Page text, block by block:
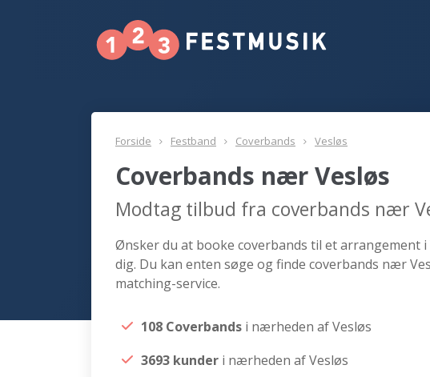
Forside Festband Coverbands Vesløs
Coverbands nær Vesløs
Modtag tilbud fra coverbands nær
Ønsker du at booke coverbands til et arrangement
dig. Du kan enten søge og finde coverbands nær
matching-service.
108 Coverbands i nærheden af Vesløs
3693 kunder i nærheden af Vesløs